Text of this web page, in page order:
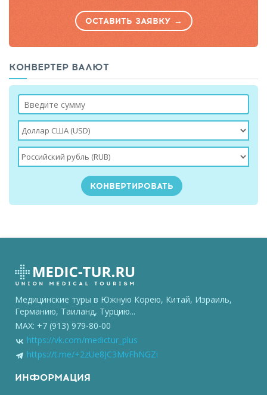
ОСТАВИТЬ ЗАЯВКУ →
КОНВЕРТЕР ВАЛЮТ
Медицинские туры в Южную Корею, Китай, Израиль,
Германию, Таиланд, Турцию...
MAX: +7 (913) 979-80-00
https://vk.com/medictur_plus
https://t.me/+2zUe8JC3MvFhNGZi
ИНФОРМАЦИЯ